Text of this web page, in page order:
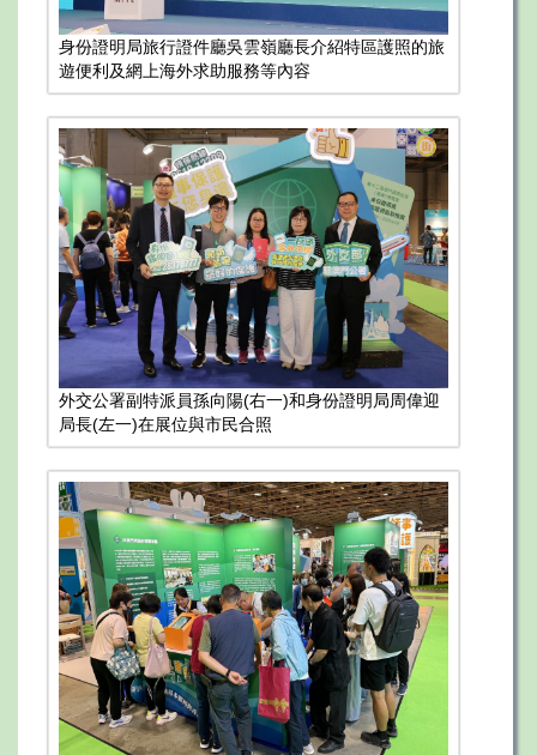
身份證明局旅行證件廳吳雲嶺廳長介紹特區護照的旅
遊便利及網上海外求助服務等內容
外交公署副特派員孫向陽(右一)和身份證明局周偉迎
局長(左一)在展位與市民合照